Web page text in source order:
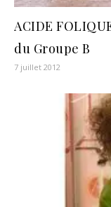
ACIDE
du Groupe B
7 juillet 2012